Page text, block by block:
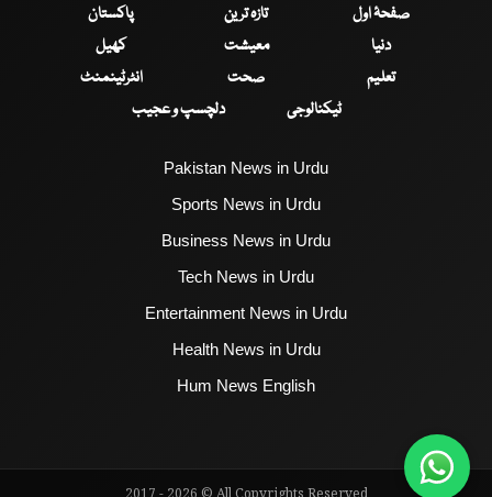
صفحۂ اول تازہ ترین
پاکستان
دنیا
معیشت
کھیل
تعلیم
صحت
انٹرٹینمنٹ
ٹیکنالوجی
دلچسپ و عجیب
Pakistan News in Urdu
Sports News in Urdu
Business News in Urdu
Tech News in Urdu
Entertainment News in Urdu
Health News in Urdu
Hum News English